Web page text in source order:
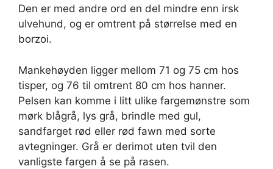
Den er med andre ord en del mindre enn irsk
ulvehund, og er omtrent på størrelse med en
borzoi.
Mankehøyden ligger mellom 71 og 75 cm hos
tisper, og 76 til omtrent 80 cm hos hanner.
Pelsen kan komme i litt ulike fargemønstre som
mørk blågrå, lys grå, brindle med gul,
sandfarget rød eller rød fawn med sorte
avtegninger. Grå er derimot uten tvil den
vanligste fargen å se på rasen.